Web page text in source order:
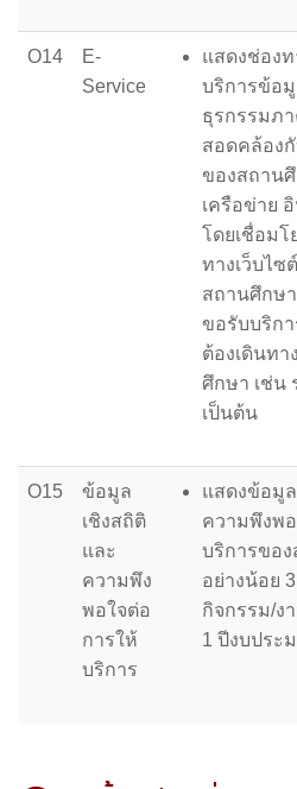
O14
E-
Service
แสดงช่องท
บริการข้อ
ธุรกรรมภ
สอดคล้อง
ของสถาน
เครือข่าย
โดยเชื่อมโ
ทางเว็บไซ
สถานศึกษ
ขอรับบริกา
ต้องเดินทา
ศึกษา เช่น
เป็นต้น
O15
ข้อมูล
เชิงสถิติ
และ
ความพึง
พอใจต่อ
การให้
บริการ
แสดงข้อมู
ความพึงพ
บริการขอ
อย่างน้อย
กิจกรรม/ง
1 ปีงบประ